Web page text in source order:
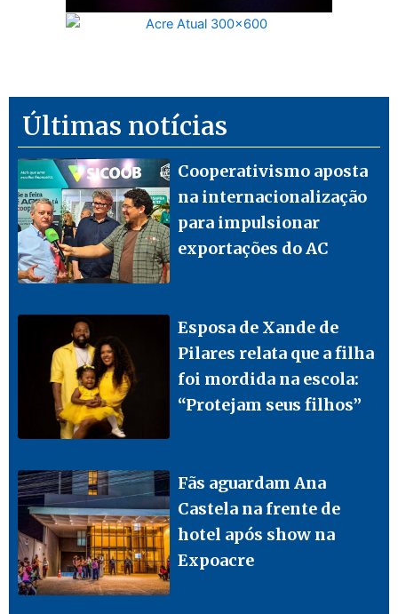
Últimas notícias
Cooperativismo aposta
na internacionalização
para impulsionar
exportações do AC
Esposa de Xande de
Pilares relata que a filha
foi mordida na escola:
“Protejam seus filhos”
Fãs aguardam Ana
Castela na frente de
hotel após show na
Expoacre